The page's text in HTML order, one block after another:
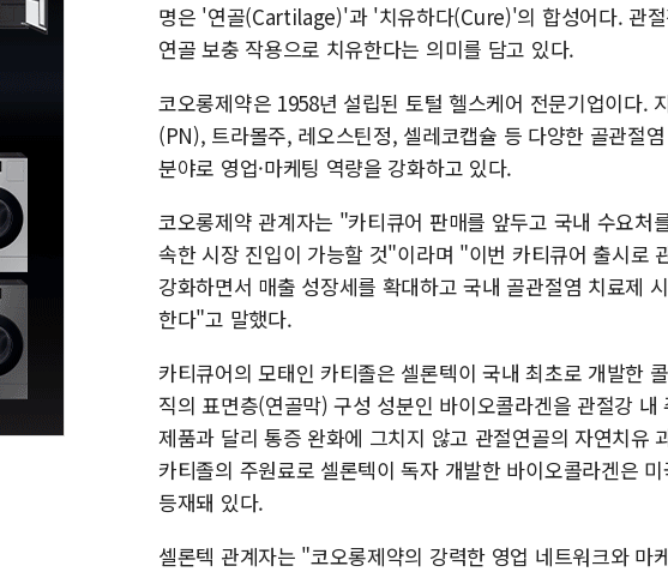
명은 '연골(Cartilage)'과 '치유하다(Cure)'의 합성어다. 관
연골 보충 작용으로 치유한다는 의미를 담고 있다.
코오롱제약은 1958년 설립된 토털 헬스케어 전문기업이다.
(PN), 트라몰주, 레오스틴정, 셀레코캡슐 등 다양한 골관절
분야로 영업·마케팅 역량을 강화하고 있다.
코오롱제약 관계자는 "카티큐어 판매를 앞두고 국내 수요처
속한 시장 진입이 가능할 것"이라며 "이번 카티큐어 출시로
강화하면서 매출 성장세를 확대하고 국내 골관절염 치료제
한다"고 말했다.
카티큐어의 모태인 카티졸은 셀론텍이 국내 최초로 개발한
직의 표면층(연골막) 구성 성분인 바이오콜라겐을 관절강
제품과 달리 통증 완화에 그치지 않고 관절연골의 자연치유
카티졸의 주원료로 셀론텍이 독자 개발한 바이오콜라겐은
등재돼 있다.
셀론텍 관계자는 "코오롱제약의 강력한 영업 네트워크와 마